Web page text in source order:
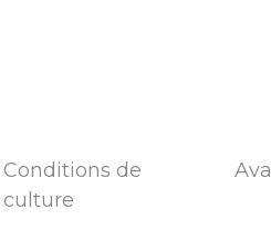
Conditions de
culture